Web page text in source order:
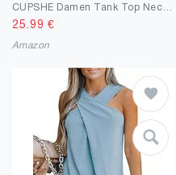
25.99 €
Amazon